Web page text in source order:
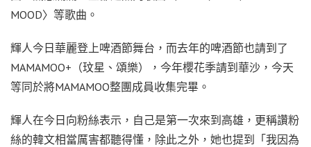
MOOD〉等歌曲。
輝人今日華麗登上啤酒節舞台，而去年的啤酒節也請到了
MAMAMOO+（玟星、頌樂），今年櫻花季請到華沙，今天
等同於將MAMAMOO整團成員收集完畢。
輝人在今日向粉絲表示，自己是第一次來到高雄，更稱讚粉
絲的韓文相當厲害都聽得懂，除此之外，她也提到「我因為